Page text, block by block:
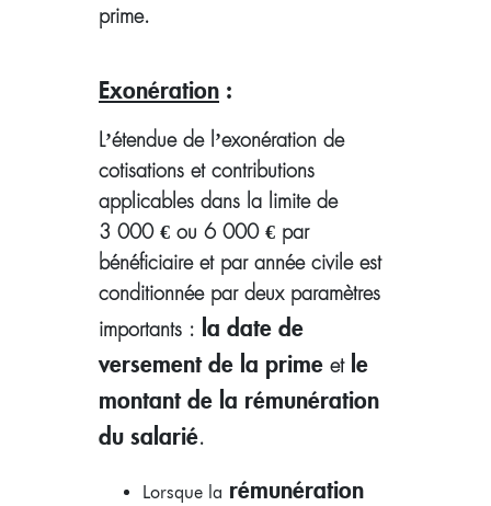
prime.
Exonération :
L’étendue de l’exonération de
cotisations et contributions
applicables dans la limite de
3 000 € ou 6 000 € par
bénéficiaire et par année civile est
conditionnée par deux paramètres
importants : la date de
versement de la prime et le
montant de la rémunération
du salarié.
Lorsque la rémunération